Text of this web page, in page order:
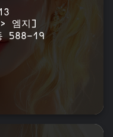
엠지]
588-19